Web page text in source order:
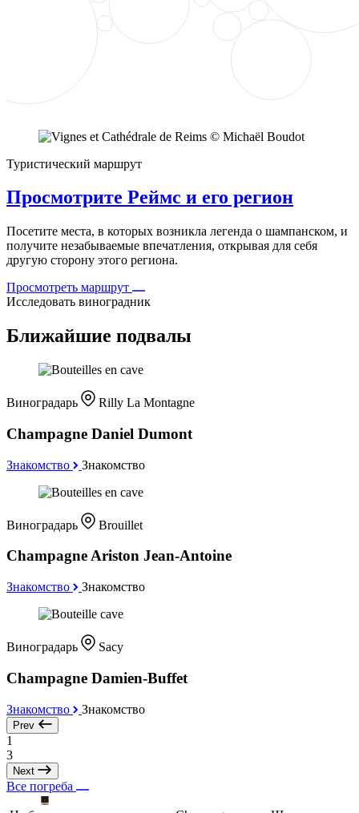
Туристический маршрут
Просмотрите Реймс и его регион
Посетите места, в которых возникла легенда о шампанском, и
получите незабываемые впечатления, открывая для себя
другую сторону этого региона.
Просмотреть маршрут
Исследовать виноградник
Ближайшие подвалы
Виноградарь Rilly La Montagne
Champagne Daniel Dumont
Знакомство Знакомство
Виноградарь Brouillet
Champagne Ariston Jean-Antoine
Знакомство Знакомство
Виноградарь Sacy
Champagne Damien-Buffet
Знакомство Знакомство
Prev
1
3
Next
Все погреба